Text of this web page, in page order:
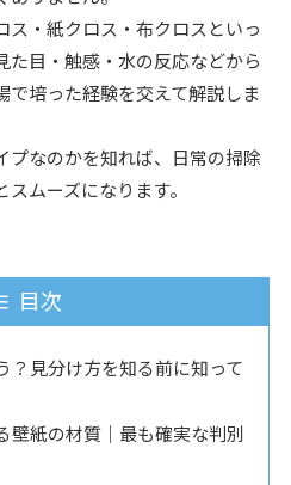
ス・紙クロス・布クロスといっ
た目・触感・水の反応などから
で培った経験を交えて解説しま
プなのかを知れば、日常の掃除
ムーズになります。
目次
？見分け方を知る前に知って
壁紙の材質｜最も確実な判別